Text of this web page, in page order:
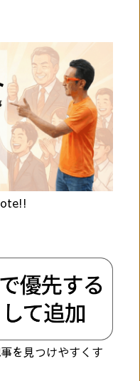
を見つけやすくす